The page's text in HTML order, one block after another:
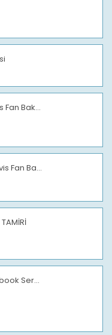
Fan Bak...
Fan Ba...
Ser...